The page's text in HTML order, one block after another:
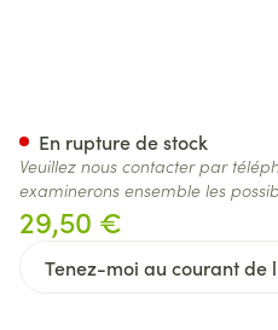
29,50 €
Tenez-moi au courant de
En rupture de stock
Veuillez nous contacter par
examinerons ensemble les